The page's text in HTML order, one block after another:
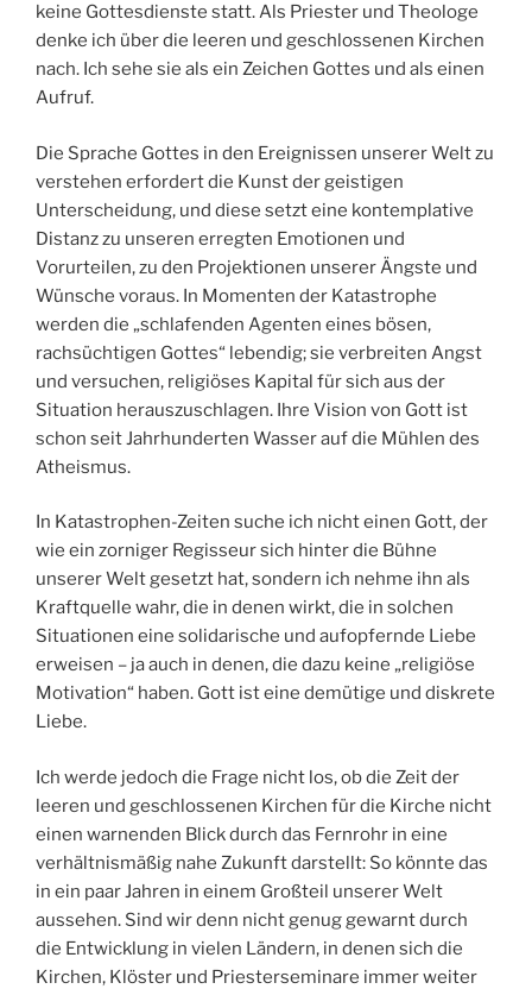
keine Gottesdienste statt. Als Priester und Theologe
denke ich über die leeren und geschlossenen Kirchen
nach. Ich sehe sie als ein Zeichen Gottes und als einen
Aufruf.
Die Sprache Gottes in den Ereignissen unserer Welt zu
verstehen erfordert die Kunst der geistigen
Unterscheidung, und diese setzt eine kontemplative
Distanz zu unseren erregten Emotionen und
Vorurteilen, zu den Projektionen unserer Ängste und
Wünsche voraus. In Momenten der Katastrophe
werden die „schlafenden Agenten eines bösen,
rachsüchtigen Gottes“ lebendig; sie verbreiten Angst
und versuchen, religiöses Kapital für sich aus der
Situation herauszuschlagen. Ihre Vision von Gott ist
schon seit Jahrhunderten Wasser auf die Mühlen des
Atheismus.
In Katastrophen-Zeiten suche ich nicht einen Gott, der
wie ein zorniger Regisseur sich hinter die Bühne
unserer Welt gesetzt hat, sondern ich nehme ihn als
Kraftquelle wahr, die in denen wirkt, die in solchen
Situationen eine solidarische und aufopfernde Liebe
erweisen – ja auch in denen, die dazu keine „religiöse
Motivation“ haben. Gott ist eine demütige und diskrete
Liebe.
Ich werde jedoch die Frage nicht los, ob die Zeit der
leeren und geschlossenen Kirchen für die Kirche nicht
einen warnenden Blick durch das Fernrohr in eine
verhältnismäßig nahe Zukunft darstellt: So könnte das
in ein paar Jahren in einem Großteil unserer Welt
aussehen. Sind wir denn nicht genug gewarnt durch
die Entwicklung in vielen Ländern, in denen sich die
Kirchen, Klöster und Priesterseminare immer weiter